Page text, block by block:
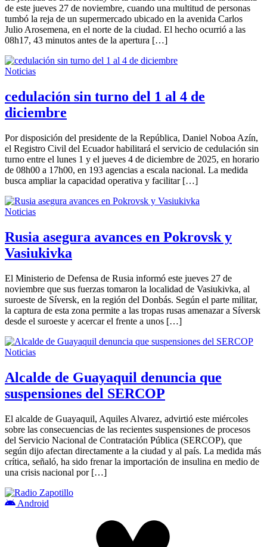
de este jueves 27 de noviembre, cuando una multitud de personas
tumbó la reja de un supermercado ubicado en la avenida Carlos
Julio Arosemena, en el norte de la ciudad. El hecho ocurrió a las
08h17, 43 minutos antes de la apertura […]
Noticias
cedulación sin turno del 1 al 4 de
diciembre
Por disposición del presidente de la República, Daniel Noboa Azín,
el Registro Civil del Ecuador habilitará el servicio de cedulación sin
turno entre el lunes 1 y el jueves 4 de diciembre de 2025, en horario
de 08h00 a 17h00, en 193 agencias a escala nacional. La medida
busca ampliar la capacidad operativa y facilitar […]
Noticias
Rusia asegura avances en Pokrovsk y
Vasiukivka
El Ministerio de Defensa de Rusia informó este jueves 27 de
noviembre que sus fuerzas tomaron la localidad de Vasiukivka, al
suroeste de Síversk, en la región del Donbás. Según el parte militar,
la captura de esta zona permite a las tropas rusas amenazar a Síversk
desde el suroeste y acercar el frente a unos […]
Noticias
Alcalde de Guayaquil denuncia que
suspensiones del SERCOP
El alcalde de Guayaquil, Aquiles Alvarez, advirtió este miércoles
sobre las consecuencias de las recientes suspensiones de procesos
del Servicio Nacional de Contratación Pública (SERCOP), que
según dijo afectan directamente a la ciudad y al país. La medida más
crítica, señaló, ha sido frenar la importación de insulina en medio de
una crisis nacional por […]
Android